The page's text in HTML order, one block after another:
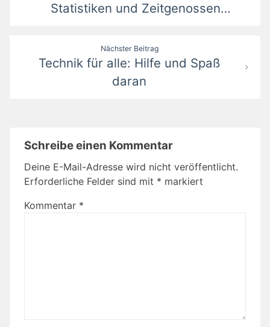
Statistiken und Zeitgenossen…
Nächster Beitrag
Technik für alle: Hilfe und Spaß
daran
Schreibe einen Kommentar
Deine E-Mail-Adresse wird nicht veröffentlicht.
Erforderliche Felder sind mit * markiert
Kommentar *